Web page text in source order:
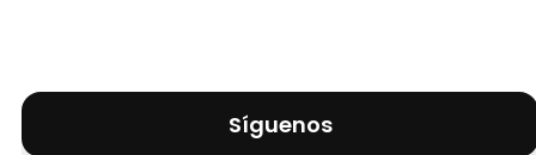
Síguenos